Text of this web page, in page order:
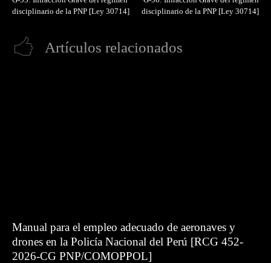
disciplinario de la PNP [Ley 30714]
disciplinario de la PNP [Ley 30714]
Artículos relacionados
Manual para el empleo adecuado de aeronaves y
drones en la Policía Nacional del Perú [RCG 452-
2026-CG PNP/COMOPPOL]